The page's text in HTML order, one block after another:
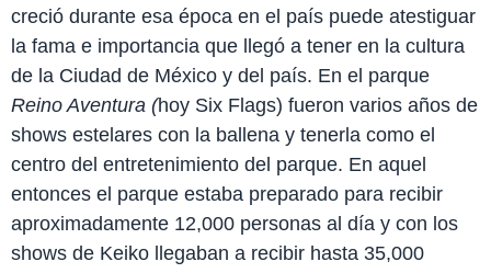
creció durante esa época en el país puede atestiguar
la fama e importancia que llegó a tener en la cultura
de la Ciudad de México y del país. En el parque
Reino Aventura (hoy Six Flags) fueron varios años de
shows estelares con la ballena y tenerla como el
centro del entretenimiento del parque. En aquel
entonces el parque estaba preparado para recibir
aproximadamente 12,000 personas al día y con los
shows de Keiko llegaban a recibir hasta 35,000